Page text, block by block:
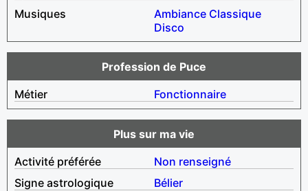
Musiques
Ambiance Classique
Disco
Profession de Puce
Métier
Fonctionnaire
Plus sur ma vie
Activité préférée
Non renseigné
Signe astrologique
Bélier